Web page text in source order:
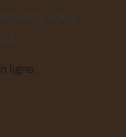
ligne.